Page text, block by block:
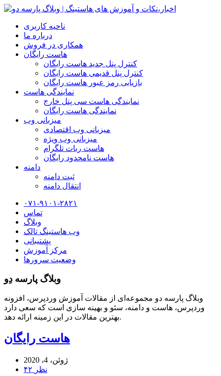
ناحیه کاربری
درباره ما
همکاری در فروش
هاست رایگان
کنترل پنل جدید هاست رایگان
کنترل پنل قدیمی هاست رایگان
بازیابی رمز عبور هاست رایگان
نمایندگی هاست
نمایندگی هاست سی پنل خارج
نمایندگی هاست رایگان
میزبانی وب
میزبانی وب اقتصادی
میزبانی وب ویژه
هاست ربات تلگرام
هاست نامحدود رایگان
دامنه
ثبت دامنه
انتقال دامنه
۰۷۱-۹۱۰۱-۲۸۲۱
تماس
وبلاگ
وب هاستینگ تالک
پشتیبانی
مرکز آموزش
وضعیت سرورها
وبلاگ پارسه دِو
وبلاگ پارسه دو مجموعه‌ای از مقالات آموزش وردپرس، افزونه
وردپرس، هاست و دامنه، سئو و بهینه سازی است که سعی دارد
بهترین مقالات در این زمینه ارائه دهد.
هاست رایگان
ژوئن، 4، 2020
۴۲ نظر